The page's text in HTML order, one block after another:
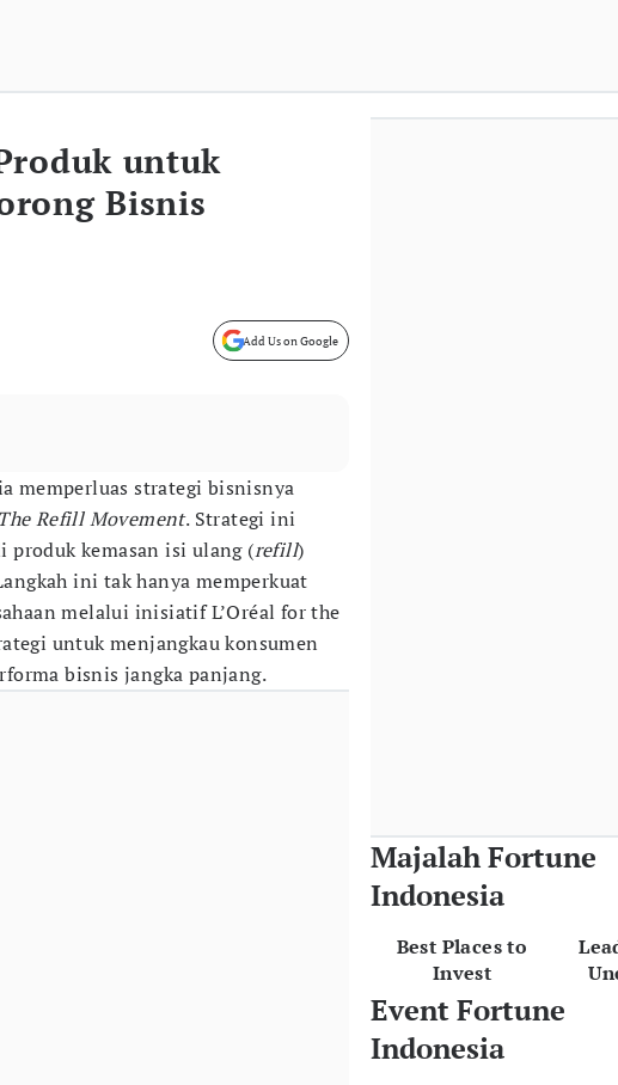
untuk
Bisnis
Add Us on Google
memperluas strategi bisnisnya
Refill Movement. Strategi ini
produk kemasan isi ulang (refill)
ini tak hanya memperkuat
melalui inisiatif L’Oréal for the
untuk menjangkau konsumen
bisnis jangka panjang.
Majalah Fortune
Indonesia
Best Places to
Invest
Event Fortune
Indonesia